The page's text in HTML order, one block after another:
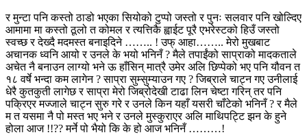
र मुन्टा पनि कस्तो ठाडो भएका सियोको टुप्पो जस्तो र पुनः सलवार पनि खोल्दिए
आमामा मा कस्तो ठूलो त कोमल र त्यत्तिकै ह्वाईट पूरै एभरेस्टको हिउँ जस्तो
स्वच्छ र देख्दै मदमस्त बनाइदिने …….. ! उफ् आहा…….. मेरो मुखबाट
अचानक ध्वनि आयो र उनले के भयो भनिनँ ? मैले तपाईंको साप्राको मादकताले
अचेत नै बनाउन लाग्यो भने ऊ हाँसिन् मात्रै उमेर अलि छिप्पेको भए पनि यौवन त
१८ वर्षे भन्दा कम लागेन ? साप्रा सुम्सुम्याउन गए ? जिब्राले चाट्न गए उनीलाई
धेरै कुतकुती लागेछ र साप्रा मेरो जिब्रोदेखी टाढा लिन चेष्टा गरिन् तर पनि
पक्रिएर मज्जाले चाट्न सुरु गरे र उनले किन यहाँ यसरी चाँटेको भनिनँ ? र मैले
म त यसमा नै पो मस्त भए भने र उनले मुस्कुराएर अलि माथिपट्टि झन के हुने
होला आज !!?? मर्ने पो भैयो कि के हो आज भनिनँ ………!